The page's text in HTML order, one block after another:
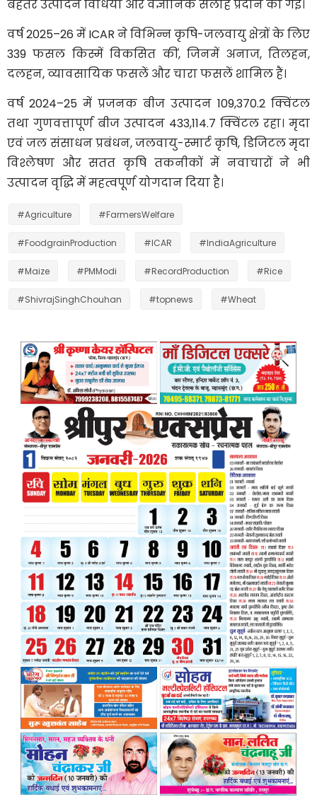
बेहतर उत्पादन विधियाँ और वैज्ञानिक सलाह प्रदान की गई।
वर्ष 2025–26 में ICAR ने विभिन्न कृषि-जलवायु क्षेत्रों के लिए
339 फसल किस्में विकसित कीं, जिनमें अनाज, तिलहन,
दलहन, व्यावसायिक फसलें और चारा फसलें शामिल हैं।
वर्ष 2024–25 में प्रजनक बीज उत्पादन 109,370.2 क्विंटल
तथा गुणवत्तापूर्ण बीज उत्पादन 433,114.7 क्विंटल रहा। मृदा
एवं जल संसाधन प्रबंधन, जलवायु-स्मार्ट कृषि, डिजिटल मृदा
विश्लेषण और सतत कृषि तकनीकों में नवाचारों ने भी
उत्पादन वृद्धि में महत्वपूर्ण योगदान दिया है।
#Agriculture #FarmersWelfare
#FoodgrainProduction #ICAR #IndiaAgriculture
#Maize #PMModi #RecordProduction #Rice
#ShivrajSinghChouhan #topnews #Wheat